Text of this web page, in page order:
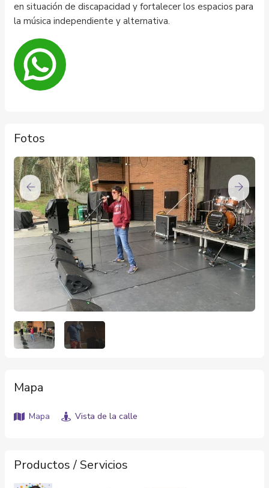
en situación de discapacidad y fortalecer los espacios para
la música independiente y alternativa.
Fotos
Mapa
Mapa Vista de la calle
Productos / Servicios